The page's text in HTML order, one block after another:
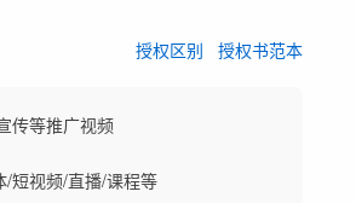
授权区别 授权书范本
传等推广视频
/短视频/直播/课程等